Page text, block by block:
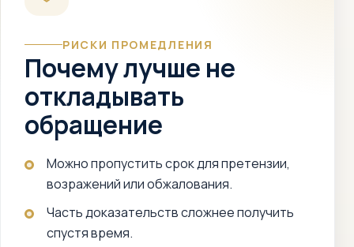
РИСКИ ПРОМЕДЛЕНИЯ
Почему лучше не
откладывать
обращение
Можно пропустить срок для претензии,
возражений или обжалования.
Часть доказательств сложнее получить
спустя время.